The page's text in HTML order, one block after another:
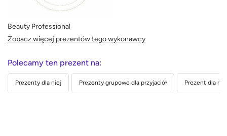
Beauty Professional
Zobacz więcej prezentów tego wykonawcy
Polecamy ten prezent na:
Prezenty dla niej Prezenty grupowe dla przyjaciół Prezent dla